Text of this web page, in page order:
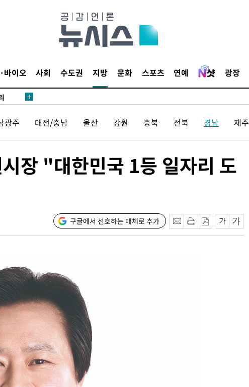
바이오 사회 수도권 지방 문화 스포츠 연예 광장
화·
해 아
음주
죄송"
화·
정
뛸
광주 대전/충남 울산 강원 충북 전북 경남 제주
장 "대한민국 1등 일자리 도
구글에서 선호하는 매체로 추가